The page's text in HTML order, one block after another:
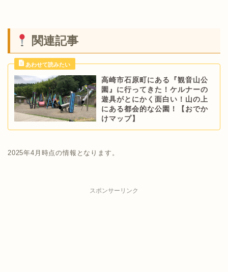
関連記事
高崎市石原町にある『観音山公
園』に行ってきた！ケルナーの
遊具がとにかく面白い！山の上
にある都会的な公園！【おでか
けマップ】
2025年4月時点の情報となります。
スポンサーリンク